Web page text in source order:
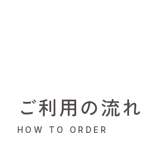
ご利用の流れ
HOW TO ORDER